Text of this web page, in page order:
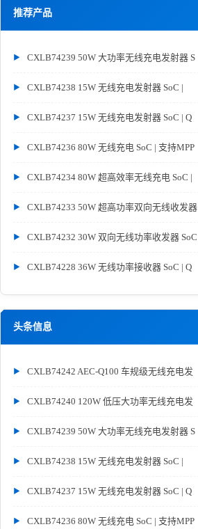
推荐产品
CXLB74239 50W 大功率无线充电发射器 S
CXLB74238 15W 无线充电发射器 SoC |
CXLB74237 15W 无线充电发射器 SoC | Q
CXLB74236 80W 无线充电 SoC | 支持MPP
CXLB74234 80W 超高效率无线充电 SoC |
CXLB74233 50W 超高功率双向无线收发器
CXLB74232 30W 双向无线功率收发器 SoC
CXLB74228 36W 无线功率接收器 SoC | Q
头条信息
CXLB74242 AEC-Q100 车规级无线充电发
CXLB74240 120W 低压大功率无线充电发
CXLB74239 50W 大功率无线充电发射器 S
CXLB74238 15W 无线充电发射器 SoC |
CXLB74237 15W 无线充电发射器 SoC | Q
CXLB74236 80W 无线充电 SoC | 支持MPP